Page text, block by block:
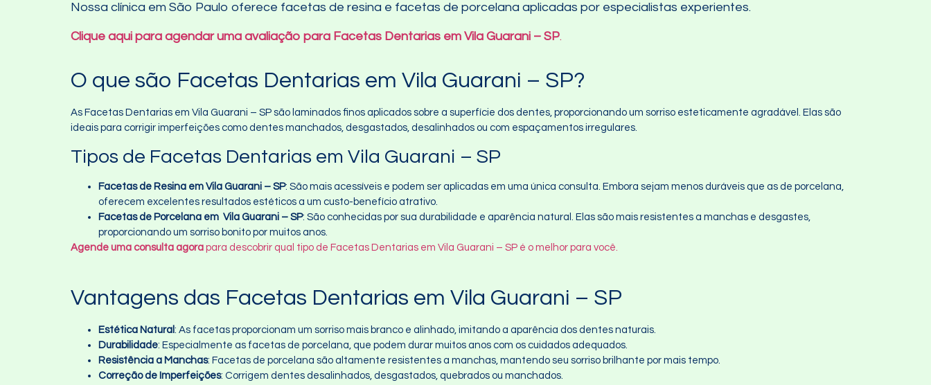
Nossa clínica em São Paulo oferece facetas de resina e facetas de porcelana aplicadas por especialistas experientes.
Clique aqui para agendar uma avaliação para Facetas Dentarias em Vila Guarani – SP.
O que são Facetas Dentarias em Vila Guarani – SP?
As Facetas Dentarias em Vila Guarani – SP são laminados finos aplicados sobre a superfície dos dentes, proporcionando um sorriso esteticamente agradável. Elas são
ideais para corrigir imperfeições como dentes manchados, desgastados, desalinhados ou com espaçamentos irregulares.
Tipos de Facetas Dentarias em Vila Guarani – SP
Facetas de Resina em Vila Guarani – SP: São mais acessíveis e podem ser aplicadas em uma única consulta. Embora sejam menos duráveis que as de porcelana,
oferecem excelentes resultados estéticos a um custo-benefício atrativo.
Facetas de Porcelana em Vila Guarani – SP: São conhecidas por sua durabilidade e aparência natural. Elas são mais resistentes a manchas e desgastes,
proporcionando um sorriso bonito por muitos anos.
Agende uma consulta agora para descobrir qual tipo de Facetas Dentarias em Vila Guarani – SP é o melhor para você.
Vantagens das Facetas Dentarias em Vila Guarani – SP
Estética Natural : As facetas proporcionam um sorriso mais branco e alinhado, imitando a aparência dos dentes naturais.
Durabilidade: Especialmente as facetas de porcelana, que podem durar muitos anos com os cuidados adequados.
Resistência a Manchas: Facetas de porcelana são altamente resistentes a manchas, mantendo seu sorriso brilhante por mais tempo.
Correção de Imperfeições: Corrigem dentes desalinhados, desgastados, quebrados ou manchados.